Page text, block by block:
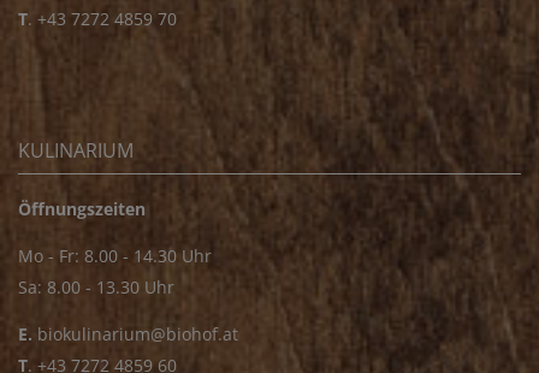
T. +43 7272 4859 70
KULINARIUM
Öffnungszeiten
Mo - Fr: 8.00 - 14.30 Uhr
Sa: 8.00 - 13.30 Uhr
E. biokulinarium@biohof.at
T. +43 7272 4859 60